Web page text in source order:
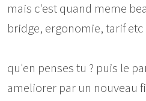
mais c'est quand meme
bridge, ergonomie, tarif etc
qu'en penses tu ? puis le
ameliorer par un nouveau